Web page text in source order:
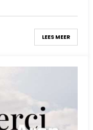
LEES MEER